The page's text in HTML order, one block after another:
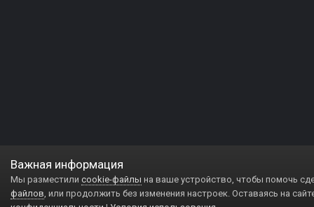
Важная информация
Мы разместили cookie-файлы на ваше устройство, чтобы помочь
файлов, или продолжить без изменения настроек. Оставаясь на